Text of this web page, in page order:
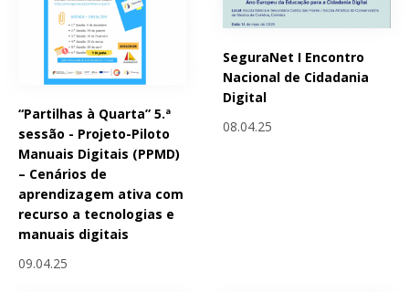
“Partilhas à Quarta” 5.ª
sessão - Projeto-Piloto
Manuais Digitais (PPMD)
– Cenários de
aprendizagem ativa com
recurso a tecnologias e
manuais digitais
09.04.25
SeguraNet I Encontro
Nacional de Cidadania
Digital
08.04.25